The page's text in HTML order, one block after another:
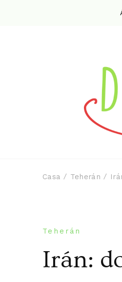
Casa Teherán
Teherán
Irán: